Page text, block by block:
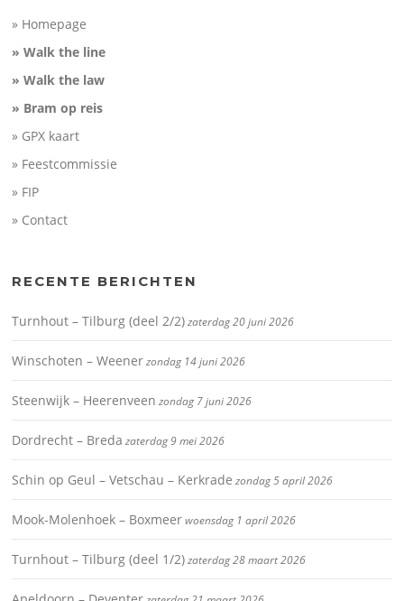
» Homepage
» Walk the line
» Walk the law
» Bram op reis
» GPX kaart
» Feestcommissie
» FIP
» Contact
RECENTE BERICHTEN
Turnhout – Tilburg (deel 2/2)zaterdag 20 juni 2026
Winschoten – Weenerzondag 14 juni 2026
Steenwijk – Heerenveen zondag 7 juni 2026
Dordrecht – Breda zaterdag 9 mei 2026
Schin op Geul – Vetschau – Kerkrade zondag 5 april 2026
Mook-Molenhoek – Boxmeerwoensdag 1 april 2026
Turnhout – Tilburg (deel 1/2)zaterdag 28 maart 2026